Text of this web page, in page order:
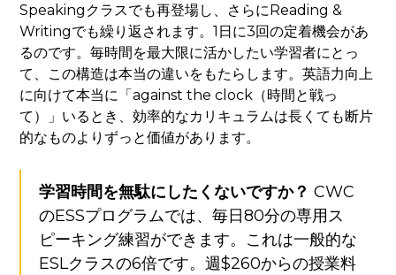
Speakingクラスでも再登場し、さらにReading &
Writingでも繰り返されます。1日に3回の定着機会があ
るのです。毎時間を最大限に活かしたい学習者にとっ
て、この構造は本当の違いをもたらします。英語力向上
に向けて本当に「against the clock（時間と戦っ
て）」いるとき、効率的なカリキュラムは長くても断片
的なものよりずっと価値があります。
学習時間を無駄にしたくないですか？ CWC
のESSプログラムでは、毎日80分の専用ス
ピーキング練習ができます。これは一般的な
ESLクラスの6倍です。週$260からの授業料